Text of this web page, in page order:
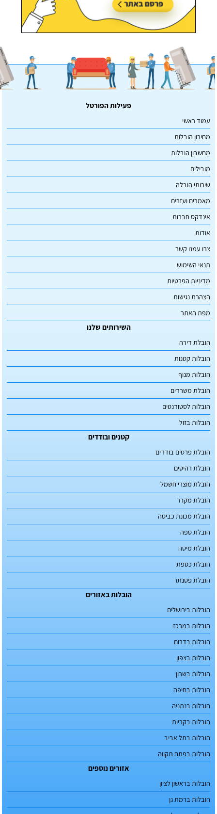
פעילות הפורטל
עמוד ראשי
מחירון הובלות
מחשבון הובלות
מובילים
שירותי הובלה
מאמרים ועזרים
אינדקס חברות
אודות
צרו עמנו קשר
תנאי השימוש
מדיניות הפרטיות
הצהרת נגישות
מפת האתר
השירותים שלנו
הובלת דירה
הובלות קטנות
הובלות מנוף
הובלת משרדים
הובלות לסטודנטים
הובלות בזול
קטנים ובודדים
הובלת פרטים בודדים
הובלת רהיטים
הובלת מוצרי חשמל
הובלת מקרר
הובלת מכונת כביסה
הובלת ספה
הובלת מיטה
הובלת כספת
הובלת פסנתר
הובלות באזורים
הובלות בירושלים
הובלות במרכז
הובלות בדרום
הובלות בצפון
הובלות בשרון
הובלות בחיפה
הובלות בנתניה
הובלות בקריות
הובלות בתל אביב
הובלות בפתח תקווה
אזורים נוספים
הובלות בראשון לציון
הובלות ברמת גן